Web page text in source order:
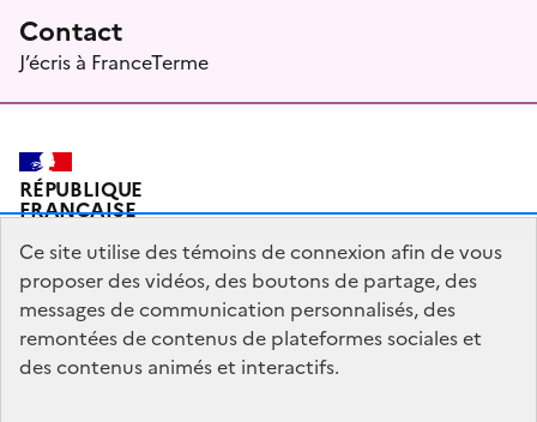
Contact
J’écris à FranceTerme
RÉPUBLIQUE
FRANÇAISE
Plan du site Mentions légales Qui sommes-nous ?
Partagez votre expérience pour améliorer les services
Ce site utilise des témoins de connexion afin de vous
proposer des vidéos, des boutons de partage, des
messages de communication personnalisés, des
remontées de contenus de plateformes sociales et
des contenus animés et interactifs.